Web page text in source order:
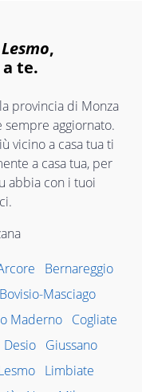
,
te.
provincia di Monza
sempre aggiornato.
vicino a casa tua ti
a casa tua, per
abbia con i tuoi
Bernareggio
Bovisio-Masciago
Maderno Cogliate
Desio
Giussano
Limbiate